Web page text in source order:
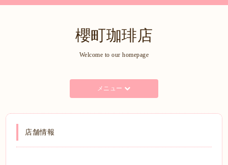
櫻町珈琲店
Welcome to our homepage
メニュー
店舗情報